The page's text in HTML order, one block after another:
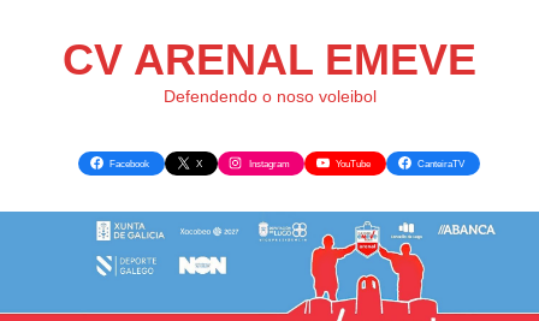
CV ARENAL EMEVE
Defendendo o noso voleibol
Facebook X Instagram YouTube CanteiraTV